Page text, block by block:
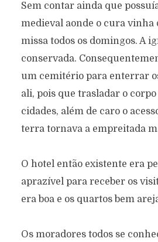
Sem contar ainda que
medieval aonde o cura vinha
missa todos os domingos. A
conservada.
um cemitério para enterrar
ali, pois que trasladar o
cidades, além de caro o
terra tornava a empreitada
O hotel então existente era
aprazível para receber os
era boa e os quartos bem
Os moradores todos se